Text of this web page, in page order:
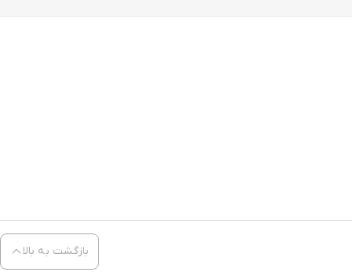
بازگشت به بالا